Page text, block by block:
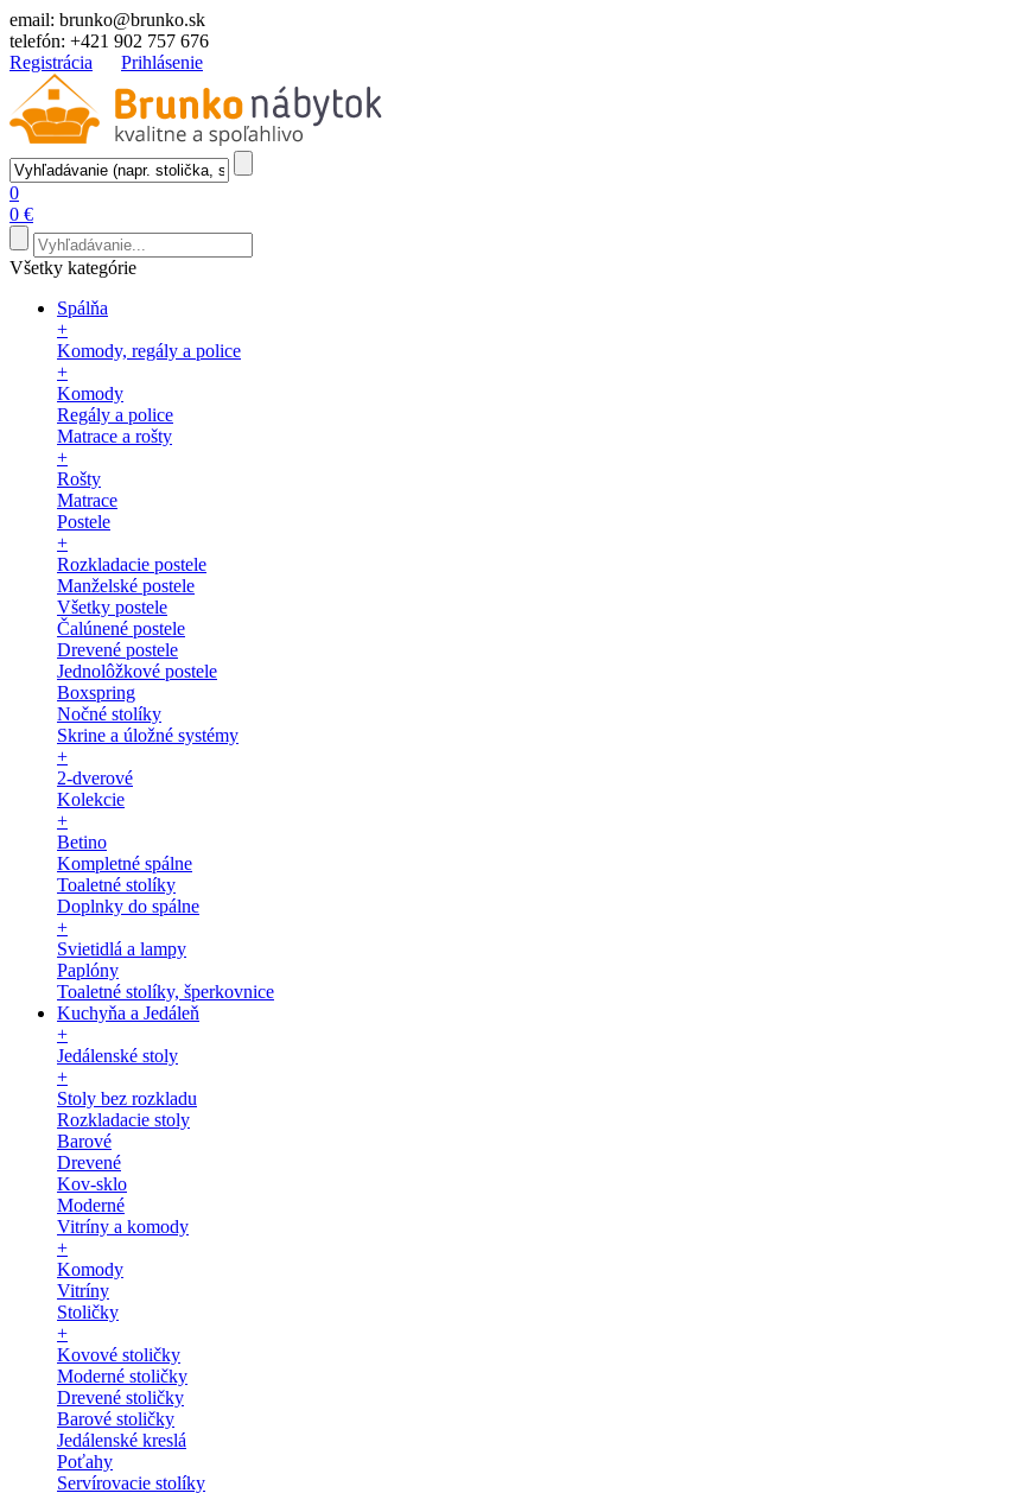
email: brunko@brunko.sk
telefón: +421 902 757 676
Registrácia
Prihlásenie
0
0 €
Všetky kategórie
Spálňa
+
Komody, regály a police
+
Komody
Regály a police
Matrace a rošty
+
Rošty
Matrace
Postele
+
Rozkladacie postele
Manželské postele
Všetky postele
Čalúnené postele
Drevené postele
Jednolôžkové postele
Boxspring
Nočné stolíky
Skrine a úložné systémy
+
2-dverové
Kolekcie
+
Betino
Kompletné spálne
Toaletné stolíky
Doplnky do spálne
+
Svietidlá a lampy
Paplóny
Toaletné stolíky, šperkovnice
Kuchyňa a Jedáleň
+
Jedálenské stoly
+
Stoly bez rozkladu
Rozkladacie stoly
Barové
Drevené
Kov-sklo
Moderné
Vitríny a komody
+
Komody
Vitríny
Stoličky
+
Kovové stoličky
Moderné stoličky
Drevené stoličky
Barové stoličky
Jedálenské kreslá
Poťahy
Servírovacie stolíky